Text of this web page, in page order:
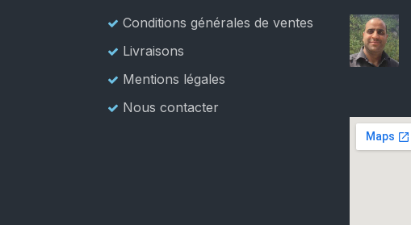
Conditions générales de ventes
Livraisons
Mentions légales
Nous contacter